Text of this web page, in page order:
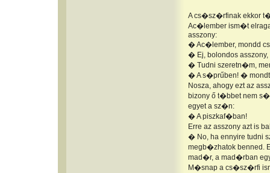
A cs�sz�rfinak ekkor
Ac�lember ism�t
asszony:
� Ac�lember, mondd
� Ej, bolondos
� Tudni szeretn�m,
� A s�prűben! �
Nosza, ahogy ezt az
bizony ő t�bbet nem
egyet a sz�n:
� A piszkaf�ban!
Erre az asszony azt is
� No, ha ennyire tudni
megb�zhatok benned.
mad�r, a mad�rban
M�snap a cs�sz�rfi